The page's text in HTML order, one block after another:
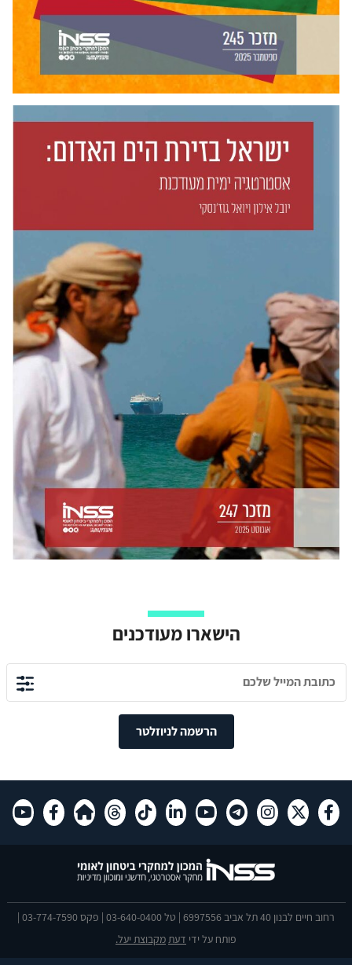
הישארו מעודכנים
הרשמה לניוזלטר
רחוב חיים לבנון 40 תל אביב 6997556 | טל 03-640-0400 | פקס 03-774-7590 |
פותח על ידי דעתמקבוצת יעל.